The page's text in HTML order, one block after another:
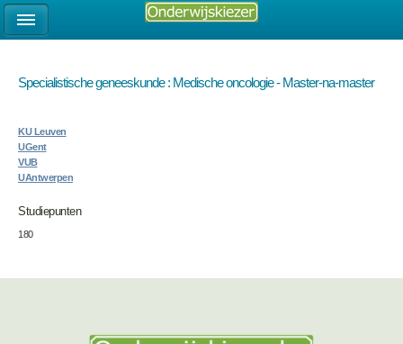
Specialistische geneeskunde : Medische oncologie - Master-na-master
KU Leuven
UGent
VUB
UAntwerpen
Studiepunten
180